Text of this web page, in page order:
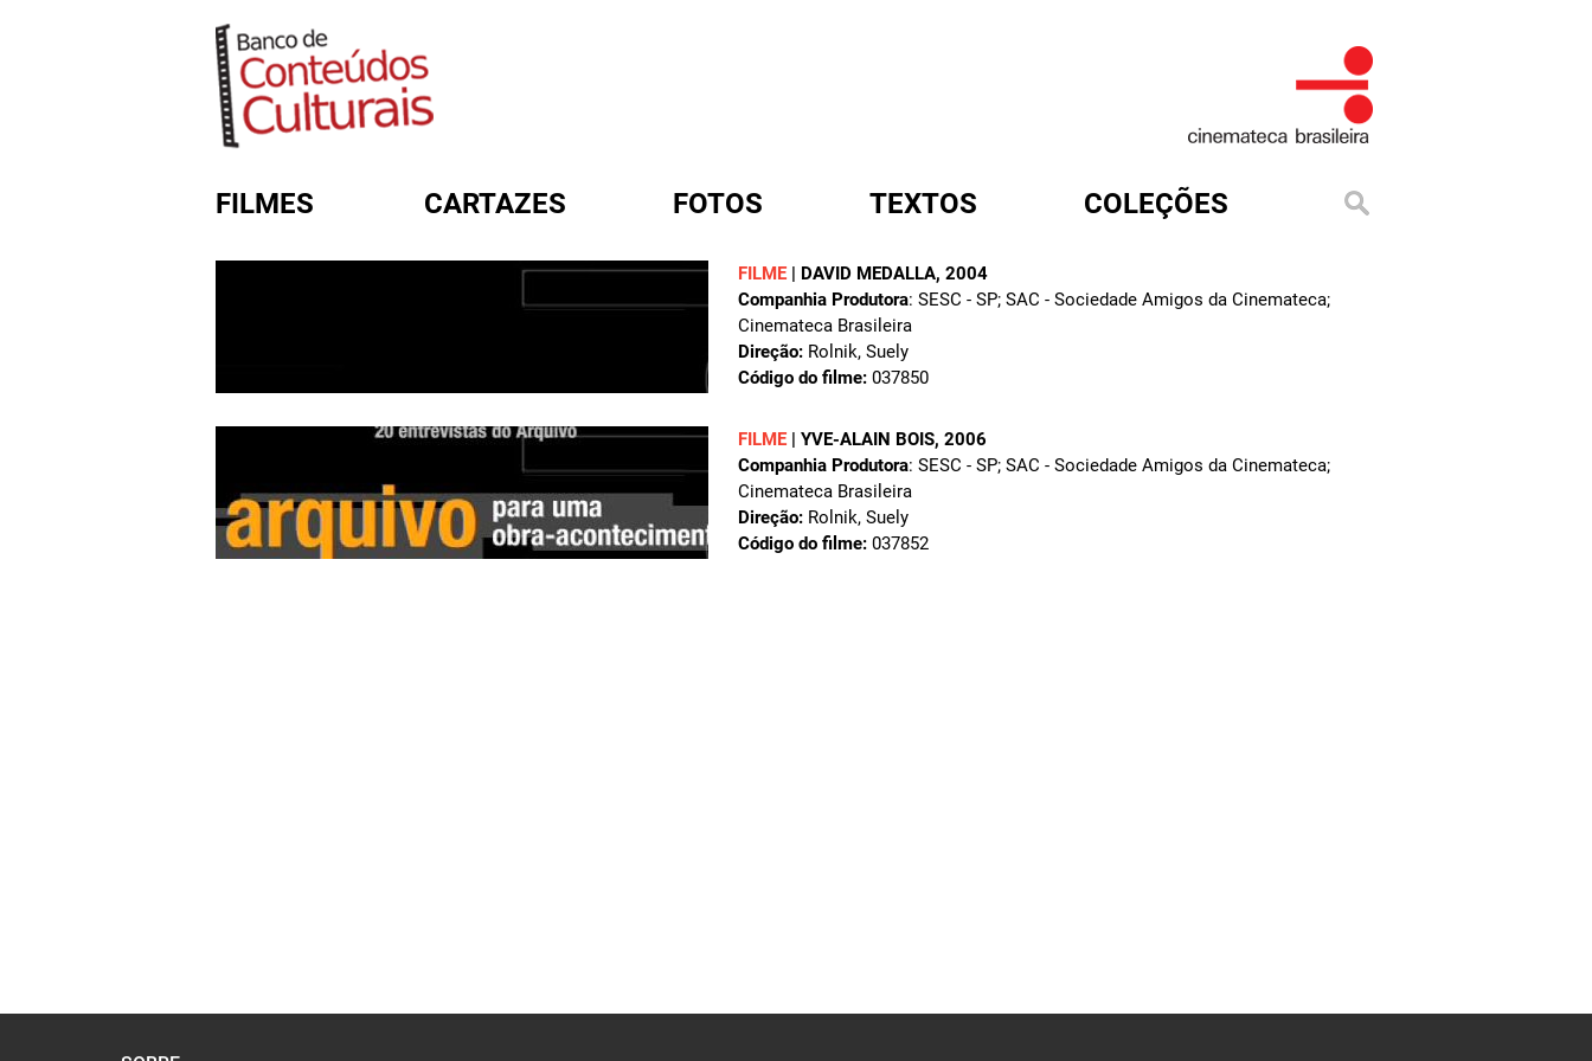
FILMES CARTAZES FOTOS TEXTOS COLEÇÕES
FILME | DAVID MEDALLA, 2004
Companhia Produtora: SESC - SP; SAC - Sociedade Amigos da Cinemateca;
Cinemateca Brasileira
Direção: Rolnik, Suely
Código do filme: 037850
FILME | YVE-ALAIN BOIS, 2006
Companhia Produtora: SESC - SP; SAC - Sociedade Amigos da Cinemateca;
Cinemateca Brasileira
Direção: Rolnik, Suely
Código do filme: 037852